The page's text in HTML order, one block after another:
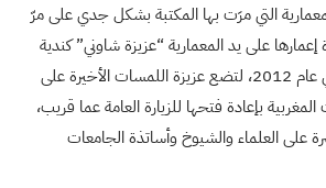
التي مرَت بها المكتبة بشكل جدي على مرّ
على يد المعمارية “عزيزة شاوني” كندية
الجنسية مغربية الأصل في عام 2012، لتضع عزيزة اللمسات الأخيرة على
بإعادة فتحها للزيارة العامة عما قريب،
على العلماء والشيوخ وأساتذة الجامعات